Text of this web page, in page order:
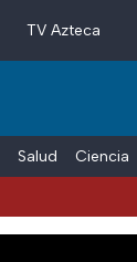
TV Azteca
Salud Ciencia